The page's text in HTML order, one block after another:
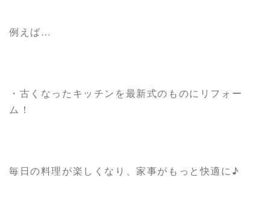
例えば…
・古くなったキッチンを最新式のものにリフォー
ム！
毎日の料理が楽しくなり、家事がもっと快適に♪